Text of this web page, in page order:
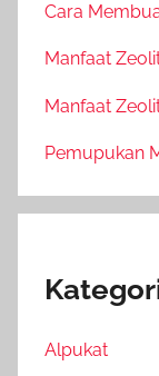
Cara
Manfaat
Manfaat
Pemupukan
Alpukat